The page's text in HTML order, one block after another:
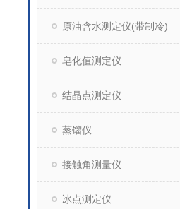
原油含水测定仪(带制冷)
皂化值测定仪
结晶点测定仪
蒸馏仪
接触角测量仪
冰点测定仪